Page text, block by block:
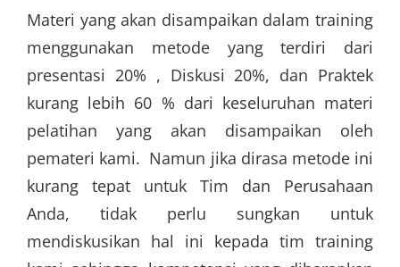
Materi yang akan disampaikan dalam training
menggunakan metode yang terdiri dari
presentasi 20% , Diskusi 20%, dan Praktek
kurang lebih 60 % dari keseluruhan materi
pelatihan yang akan disampaikan oleh
pemateri kami. Namun jika dirasa metode ini
kurang tepat untuk Tim dan Perusahaan
Anda, tidak perlu sungkan untuk
mendiskusikan hal ini kepada tim training